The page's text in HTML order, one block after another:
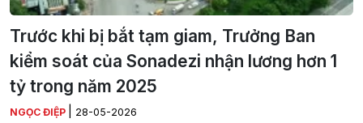
Trước khi bị bắt tạm giam, Trưởng Ban
kiểm soát của Sonadezi nhận lương hơn 1
tỷ trong năm 2025
NGỌC ĐIỆP 28-05-2026